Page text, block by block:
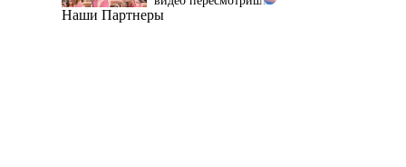
Ролик длится пару
Наши Партнеры